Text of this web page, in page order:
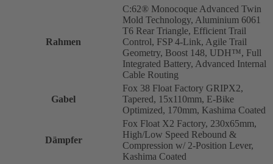
Rahmen
C:62® Monocoque Advanced Twin
Mold Technology, Aluminium 6061
T6 Rear Triangle, Efficient Trail
Control, FSP 4-Link, Agile Trail
Geometry, Boost 148, UDH™, Full
Integrated Battery, Advanced Internal
Cable Routing
Gabel
Fox 38 Float Factory GRIPX2,
Tapered, 15x110mm, E-Bike
Optimized, 170mm, Kashima Coated
Dämpfer
Fox Float X2 Factory, 230x65mm,
High/Low Speed Rebound &
Compression w/ 2-Position Lever,
Kashima Coated